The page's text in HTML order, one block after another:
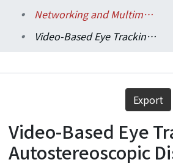
Research Outputs
Statistics
Networking and Multimedia / 資訊網路與多媒體研究所
Video-Based Eye Tracking for Autostereoscopic Displays
Details
Export
Video-Based Eye
Autostereoscopic